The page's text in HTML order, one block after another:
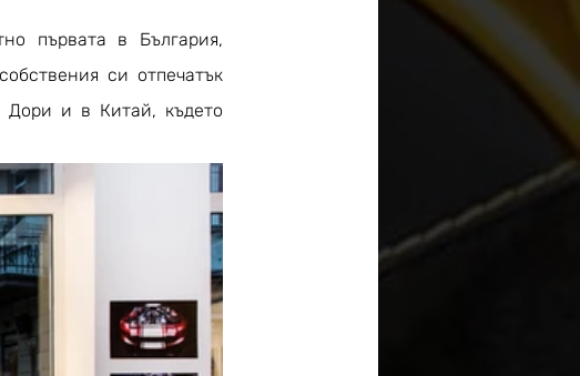
първата в България,
си отпечатък
Дори и в Китай, където